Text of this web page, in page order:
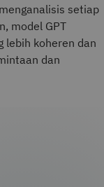
setiap
model GPT
lebih koheren dan
dan